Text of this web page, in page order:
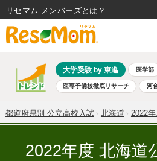
大学受験 by 東進 医学部
医専予備校徹底リサーチ 河
共通テスト 夏休み 8月開催学校説明会
自由研究教材（小学生向け） 自由研究教材
都道府県別 公立高校入試 北海道 2022
2022年度 北海道
リセマム メンバーズ